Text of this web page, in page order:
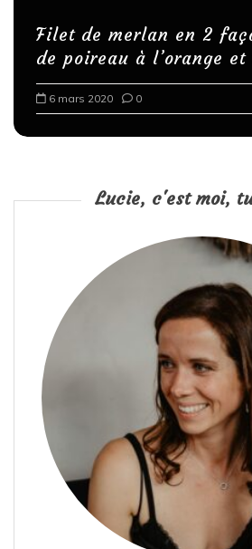
Filet de merlan en 2
de poireau à l’orange
6 mars 2020 0
Lucie, c'est moi,